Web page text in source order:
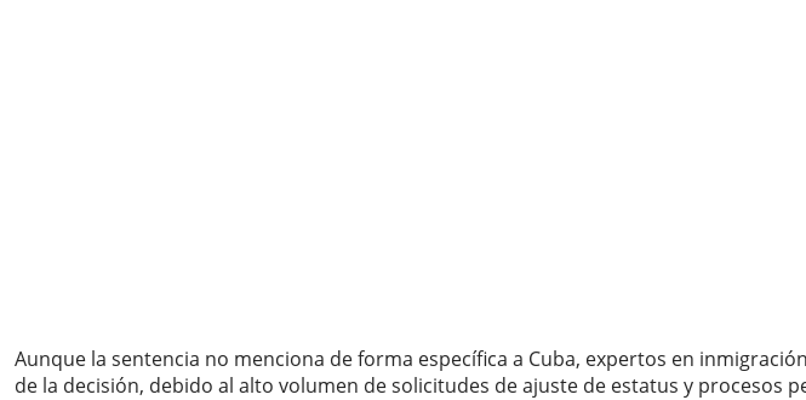
Aunque la sentencia no menciona de forma específica a Cuba, expertos en
de la decisión, debido al alto volumen de solicitudes de ajuste de estatus y procesos